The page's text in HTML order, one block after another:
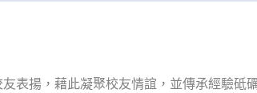
表揚，藉此凝聚校友情誼，並傳承經驗砥